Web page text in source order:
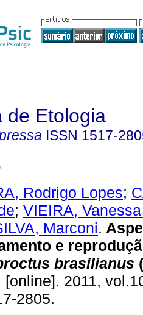
de Etologia
ISSN 1517-
Rodrigo Lopes;
; VIEIRA,
Marconi.
e
brasilianus
[online]. 2011,
2805.